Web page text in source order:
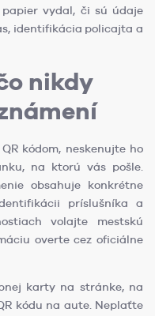
vydal, či sú údaje
identifikácia policajta a
nikdy
kódom, neskenujte ho
na ktorú vás pošle.
obsahuje konkrétne
príslušníka a
volajte mestskú
overte cez oficiálne
karty na stránke, na
kódu na aute. Neplaťte